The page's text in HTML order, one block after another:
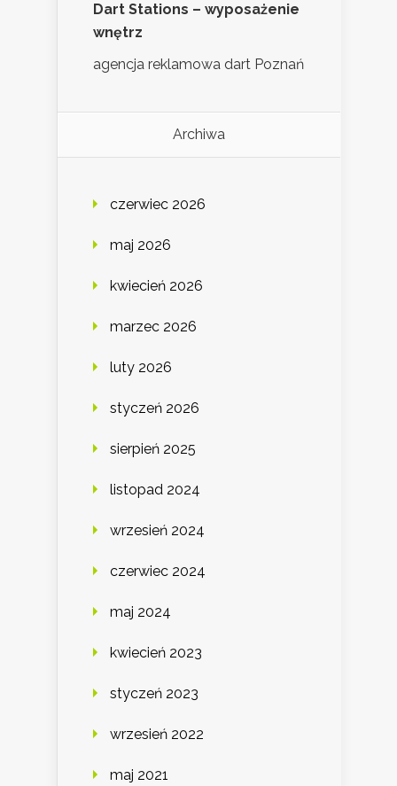
Dart Stations – wyposażenie
wnętrz
agencja reklamowa dart Poznań
Archiwa
czerwiec 2026
maj 2026
kwiecień 2026
marzec 2026
luty 2026
styczeń 2026
sierpień 2025
listopad 2024
wrzesień 2024
czerwiec 2024
maj 2024
kwiecień 2023
styczeń 2023
wrzesień 2022
maj 2021